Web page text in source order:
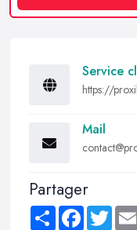
Service
https://
Mail
Partager
Share Facebook